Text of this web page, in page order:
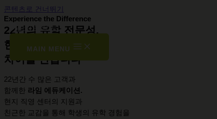
콘텐츠로 건너뛰기
MAIN MENU
Experience the Difference
22년의 유학 전문성,
현지 지원과 신뢰로
차이를 만듭니다
22년간 수 많은 고객과
함께한 라임 에듀케이션.
현지 직영 센터의 지원과
친근한 교감을 통해 학생의 유학 경험을